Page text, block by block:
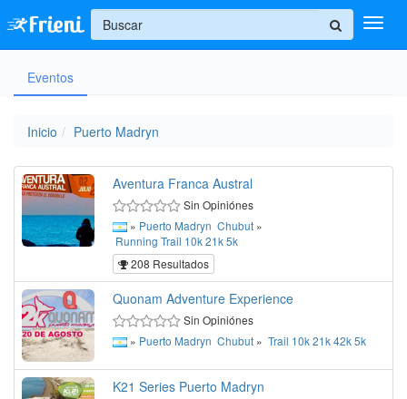
Ingresar
+
Eventos
Inicio Puerto Madryn
Aventura Franca Austral
Sin Opiniónes
» Puerto Madryn Chubut »
Running Trail 10k21k5k
208 Resultados
Quonam Adventure Experience
Sin Opiniónes
» Puerto Madryn Chubut » Trail 10k21k42k5k
K21 Series Puerto Madryn